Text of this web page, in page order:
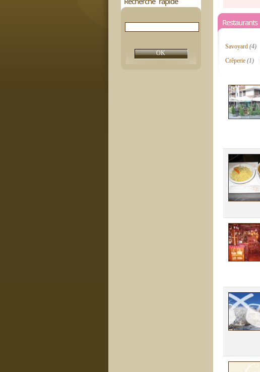
Restaurants
Savoyard(4)
Crêperie (1)